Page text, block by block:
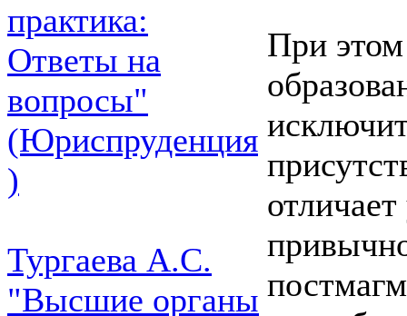
практика:
Ответы на
вопросы"
(Юриспруденция
)
Тургаева А.С.
"Высшие органы
При